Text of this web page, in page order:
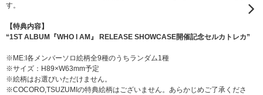
す。
【特典内容】
“1ST ALBUM『WHO I AM』 RELEASE SHOWCASE開催記念セルカトレカ”
※ME:I各メンバーソロ絵柄全9種のうちランダム1種
※サイズ：H89×W63mm予定
※絵柄はお選びいただけません。
※COCORO,TSUZUMIの特典絵柄はございません。あらかじめご了承くださ